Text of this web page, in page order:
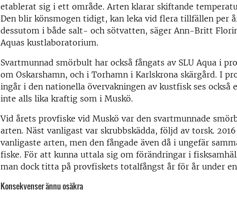
etablerat sig i ett område. Arten klarar skiftande
Den blir könsmogen tidigt, kan leka vid flera tillfällen per
dessutom i både salt- och sötvatten, säger Ann-Britt
Aquas kustlaboratorium.
Svartmunnad smörbult har också fångats av SLU Aqua i
om Oskarshamn, och i Torhamn i Karlskrona skärgård. I
ingår i den nationella övervakningen av kustfisk ses också
inte alls lika kraftig som i Muskö.
Vid årets provfiske vid Muskö var den svartmunnade
arten. Näst vanligast var skrubbskädda, följd av torsk.
vanligaste arten, men den fångade även då i ungefär
fiske. För att kunna uttala sig om förändringar i
man dock titta på provfiskets totalfångst år för år under
Konsekvenser ännu osäkra